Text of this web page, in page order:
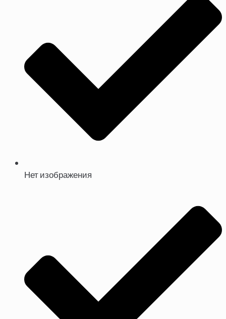
Нет изображения